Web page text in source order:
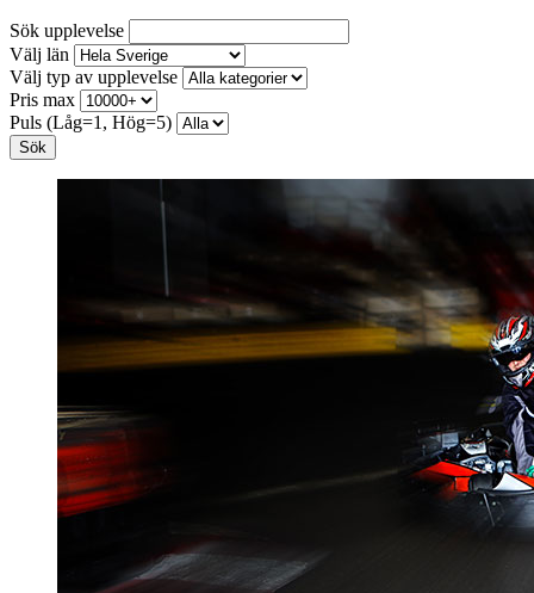
Sök upplevelse
Välj län
Välj typ av upplevelse
Pris max
Puls (Låg=1, Hög=5)